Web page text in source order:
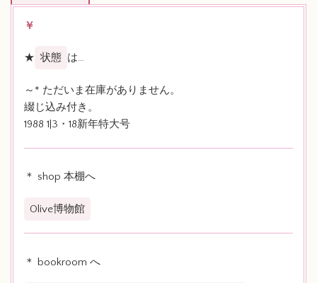
￥
★ 状態 は…
～* ただいま在庫がありません。
綴じ込み付き。
1988 1|3・18新年特大号
＊ shop 本棚へ
Olive博物館
＊ bookroom へ